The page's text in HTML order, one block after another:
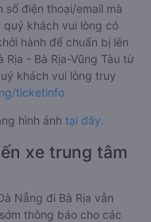
số điện thoại/email mà
khách vui lòng có
hành để chuẩn bị lên
- Bà Rịa-Vũng Tàu từ
khách vui lòng truy
ticketinfo
hình ảnh tại đây.
xe trung tâm
Nẵng đi Bà Rịa vẫn
thông báo cho các